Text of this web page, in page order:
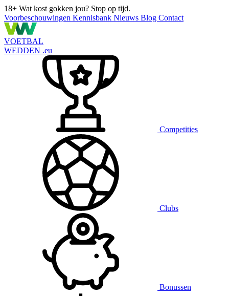
18+ Wat kost gokken jou? Stop op tijd.
Voorbeschouwingen Kennisbank Nieuws Blog Contact
VOETBAL
WEDDEN .eu
Competities
Clubs
Bonussen